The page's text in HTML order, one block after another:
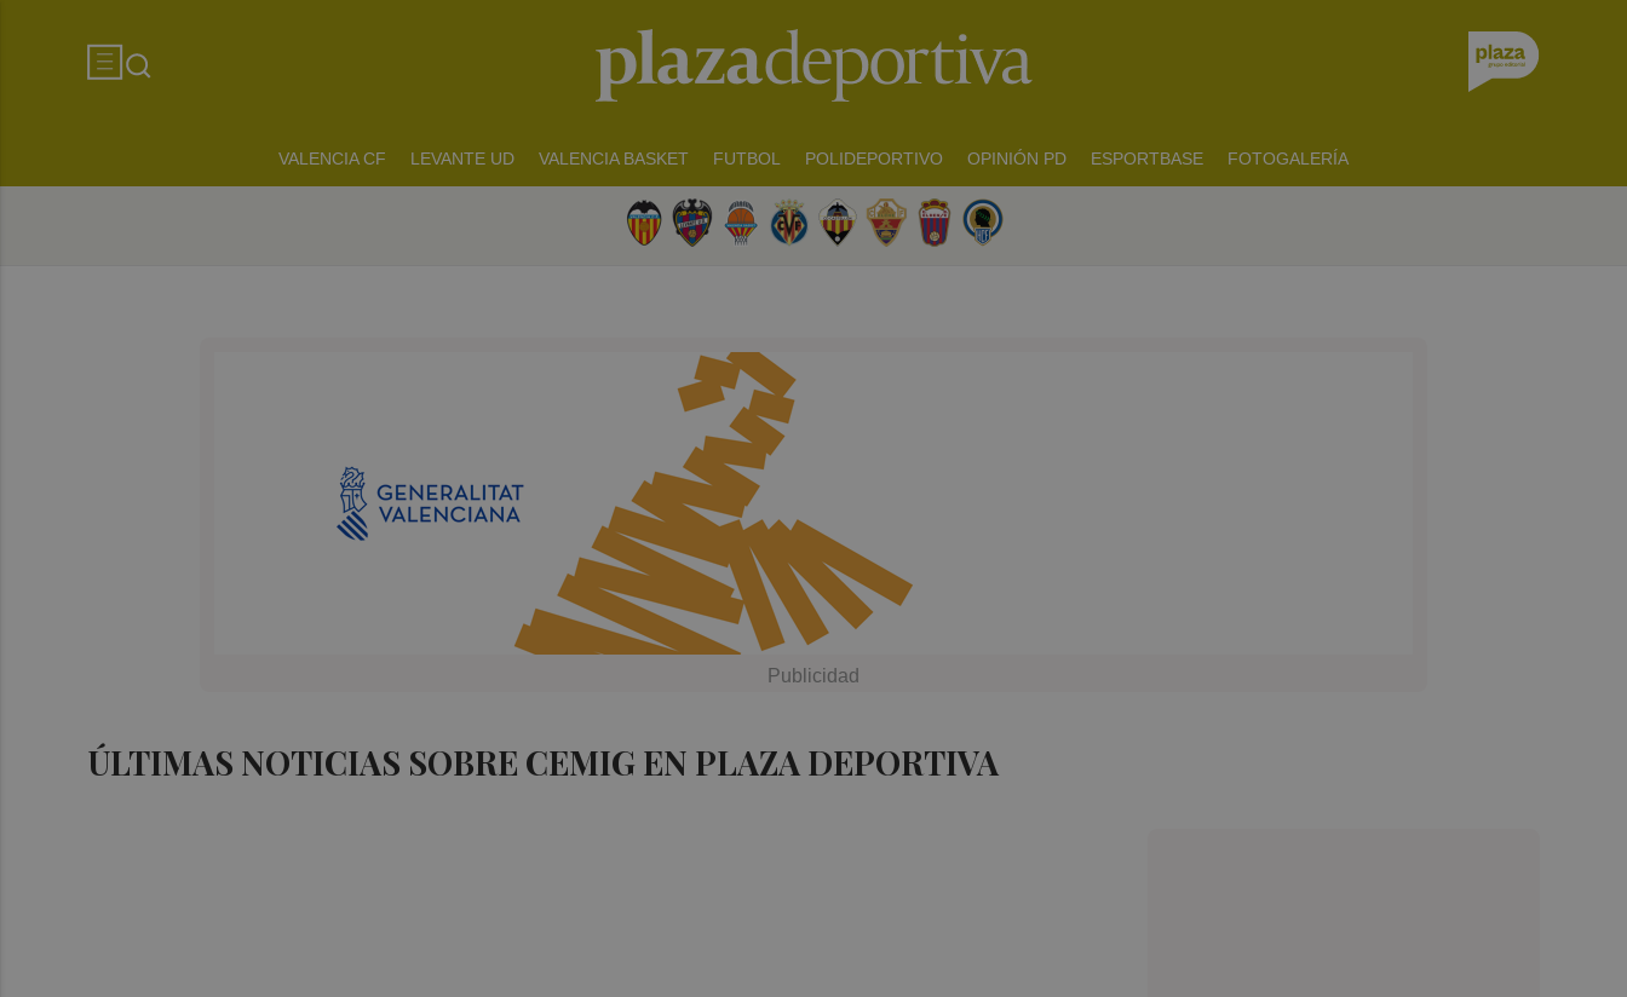
VALENCIA CF LEVANTE UD VALENCIA BASKET FUTBOL POLIDEPORTIVO OPINIÓN PD ESPORTBASE FOTOGALERÍA
ÚLTIMAS NOTICIAS SOBRE CEMIG EN PLAZA DEPORTIVA